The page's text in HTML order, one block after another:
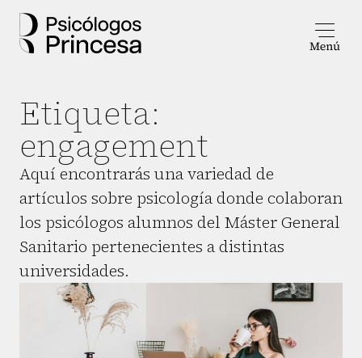
Etiqueta:
engagement
Aquí encontrarás una variedad de
artículos sobre psicología donde colaboran
los psicólogos alumnos del Máster General
Sanitario pertenecientes a distintas
universidades.